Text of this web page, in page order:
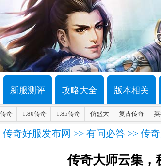
新服测评 攻略大全 版本相关
奇 1.80传奇 1.85传奇 仿盛大 复古传奇
传奇好服发布网 >> 有问必答 >> 传
传奇大师云集，